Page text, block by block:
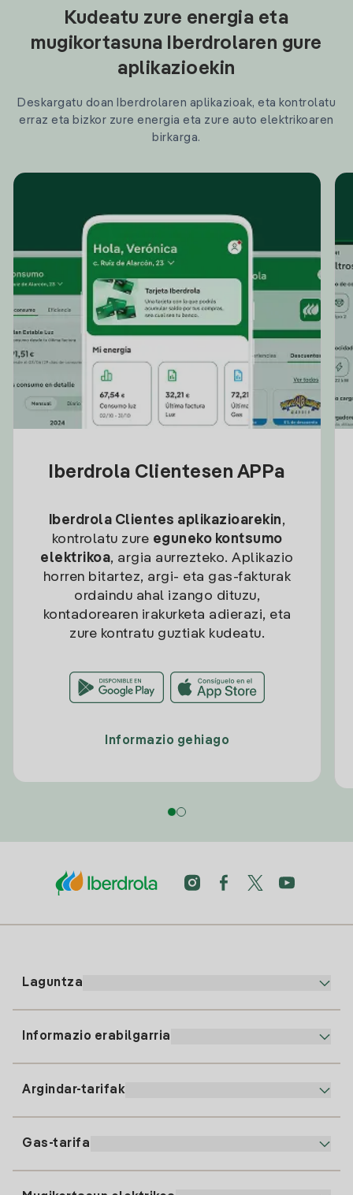
Kudeatu zure energia eta
mugikortasuna Iberdrolaren gure
aplikazioekin
Deskargatu doan Iberdrolaren aplikazioak, eta kontrolatu
erraz eta bizkor zure energia eta zure auto elektrikoaren
birkarga.
Iberdrola Clientesen APPa
Iberdrola Clientes aplikazioarekin,
kontrolatu zure eguneko kontsumo
elektrikoa, argia aurrezteko. Aplikazio
horren bitartez, argi- eta gas-fakturak
ordaindu ahal izango dituzu,
kontadorearen irakurketa adierazi, eta
zure kontratu guztiak kudeatu.
Informazio gehiago
Laguntza
91 919 52 73
clientes@tuiberdrola.es
Informazio erabilgarria
Argindar-tarifak
Gas-tarifa